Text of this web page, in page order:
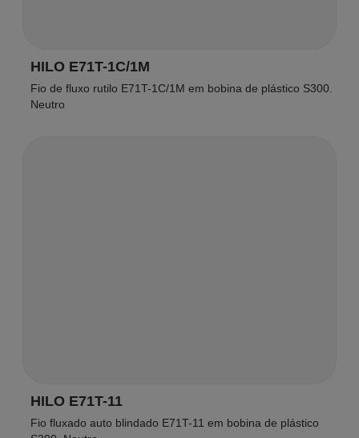
HILO E71T-1C/1M
Fio de fluxo rutilo E71T-1C/1M em bobina de plástico S300.
Neutro
HILO E71T-11
Fio fluxado auto blindado E71T-11 em bobina de plástico